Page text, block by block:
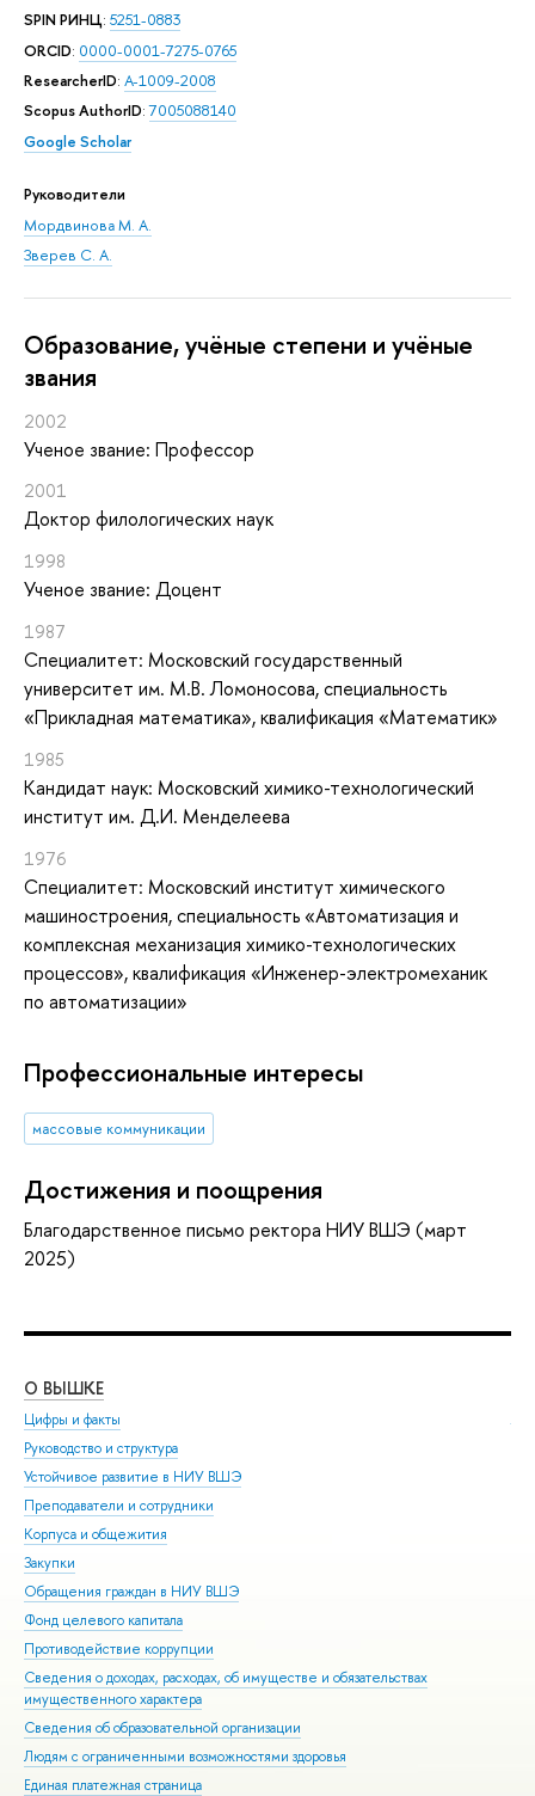
SPIN РИНЦ: 5251-0883
ORCID: 0000-0001-7275-0765
ResearcherID: A-1009-2008
Scopus AuthorID:7005088140
Google Scholar
Руководители
Мордвинова М. А.
Зверев С. А.
Oбразование, учёные степени и учёные
звания
2002
Ученое звание: Профессор
2001
Доктор филологических наук
1998
Ученое звание: Доцент
1987
Специалитет: Московский государственный
университет им. М.В. Ломоносова, специальность
«Прикладная математика», квалификация «Математик»
1985
Кандидат наук: Московский химико-технологический
институт им. Д.И. Менделеева
1976
Специалитет: Московский институт химического
машиностроения, специальность «Автоматизация и
комплексная механизация химико-технологических
процессов», квалификация «Инженер-электромеханик
по автоматизации»
Профессиональные интересы
массовые коммуникации
Достижения и поощрения
Благодарственное письмо ректора НИУ ВШЭ (март
2025)
О ВЫШКЕ
Цифры и факты
Руководство и структура
Устойчивое развитие в НИУ ВШЭ
Преподаватели и сотрудники
Корпуса и общежития
Закупки
Обращения граждан в НИУ ВШЭ
Фонд целевого капитала
Противодействие коррупции
Сведения о доходах, расходах, об имуществе и обязательствах
имущественного характера
Сведения об образовательной организации
Людям с ограниченными возможностями здоровья
Единая платежная страница